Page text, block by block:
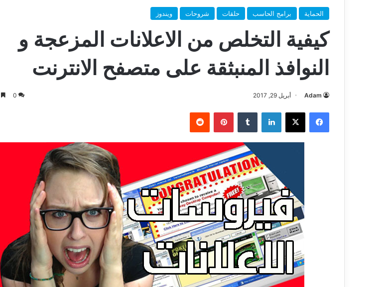
الحماية برامج الحاسب حلقات شروحات ويندوز
كيفية التخلص من الاعلانات المزعجة و
النوافذ المنبثقة على متصفح الانترنت
Adam أبريل 29, 2017 0
فيسبوك ‫X لينكدإن بينتيريست